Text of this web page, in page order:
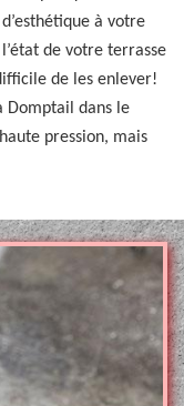
à votre
de votre terrasse
de les enlever!
Domptail dans le
pression, mais